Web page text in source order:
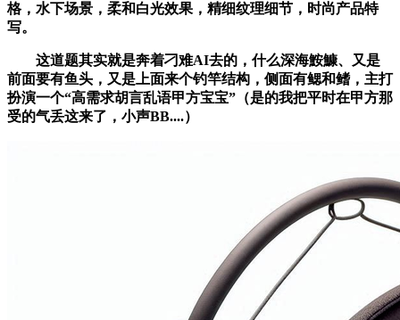
格，水下场景，柔和白光效果，精细纹理细节，时尚产品特
写。
这道题其实就是奔着刁难AI去的，什么深海鮟鱇、又是
前面要有鱼头，又是上面来个钓竿结构，侧面有鳃和鳍，主打
扮演一个“高需求胡言乱语甲方宝宝”（是的我把平时在甲方那
受的气丢这来了，小声BB....）